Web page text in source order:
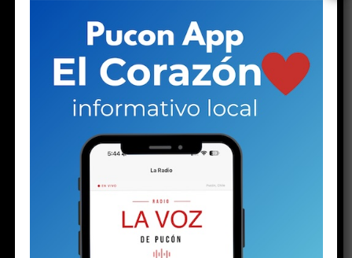
Es importante señalar que al lago Villarrica ingresan
aproximadamente 270 toneladas de fósforo al año.
ese total, un 52% corresponde a aportes de origen
natural y un 48% a fuentes de origen antrópico.
Dentro de estas últimas, el 54% proviene de las
pisciculturas, el 25% de actividades agropecuarias y
forestales, y el 21% de fuentes urbanas.
El objetivo del plan es recuperar la calidad que tenía el
lago en el año 2000, l
o que implica reducir en cerca de
70 toneladas anuales la carga de fósforo que
actualmente recibe. Según las proyecciones, este
proceso tomaría alrededor de 15 años,